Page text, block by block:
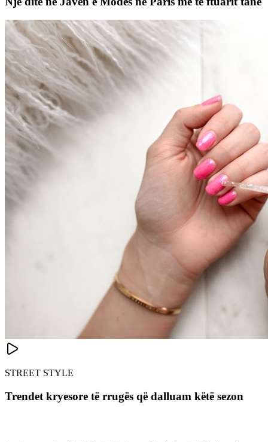
STREET STYLE
Trendet kryesore të rrugës që dalluam këtë sezon